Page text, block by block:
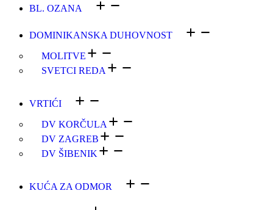
BL. OZANA
DOMINIKANSKA DUHOVNOST
MOLITVE
SVETCI REDA
VRTIĆI
DV KORČULA
DV ZAGREB
DV ŠIBENIK
KUĆA ZA ODMOR